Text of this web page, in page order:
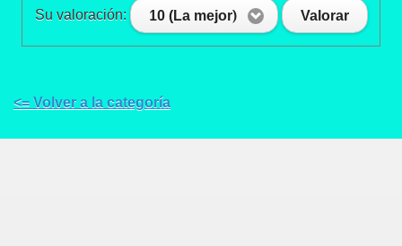
Su valoración: 10 (La mejor) Valorar
<= Volver a la categoría